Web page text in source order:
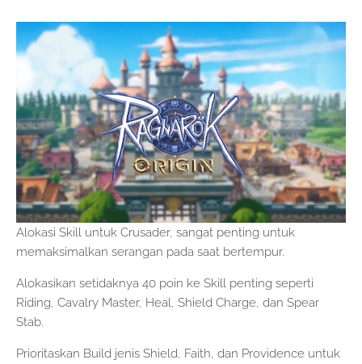
Alokasi Skill untuk Crusader, sangat penting untuk
memaksimalkan serangan pada saat bertempur.
Alokasikan setidaknya 40 poin ke Skill penting seperti
Riding, Cavalry Master, Heal, Shield Charge, dan Spear
Stab.
Prioritaskan Build jenis Shield, Faith, dan Providence untuk